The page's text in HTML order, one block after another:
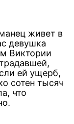
живет в
девушка
Виктории
ей ущерб,
сотен тысяч
что